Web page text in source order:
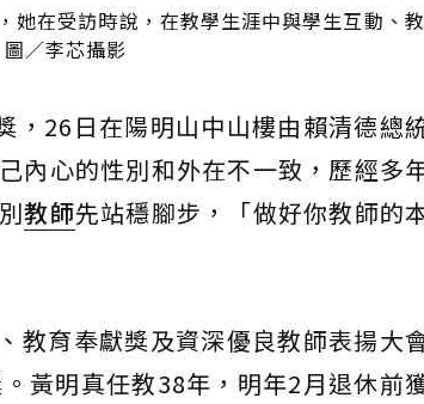
在受訪時說，在教學生涯中與學生互動、教
／李芯攝影
26日在陽明山中山樓由賴清德總
內心的性別和外在不一致，歷經多
教師先站穩腳步，「做好你教師的
教育奉獻獎及資深優良教師表揚大
黃明真任教38年，明年2月退休前